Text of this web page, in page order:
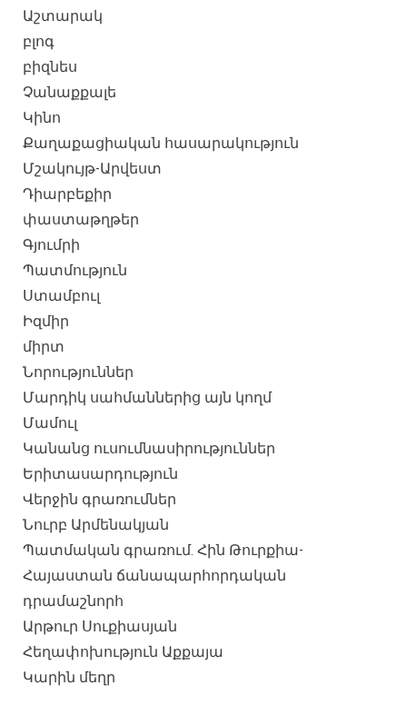
Աշտարակ
բլոգ
բիզնես
Չանաքքալե
Կինո
Քաղաքացիական հասարակություն
Մշակույթ-Արվեստ
Դիարբեքիր
փաստաթղթեր
Գյումրի
Պատմություն
Ստամբուլ
Իզմիր
միրտ
Նորություններ
Մարդիկ սահմաններից այն կողմ
Մամուլ
Կանանց ուսումնասիրություններ
Երիտասարդություն
Վերջին գրառումներ
Նուրբ Արմենակյան
Պատմական գրառում. Հին Թուրքիա-
Հայաստան ճանապարհորդական
դրամաշնորհ
Արթուր Սուքիասյան
Հեղափոխություն Աքքայա
Կարին մեղր